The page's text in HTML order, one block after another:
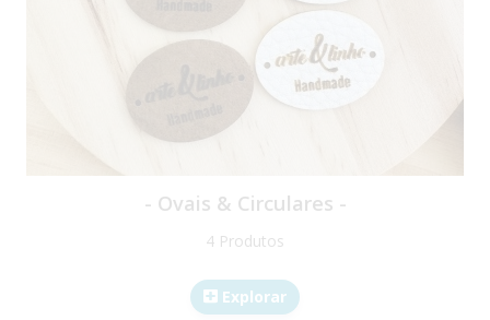
- Ovais & Circulares -
4 Produtos
Explorar